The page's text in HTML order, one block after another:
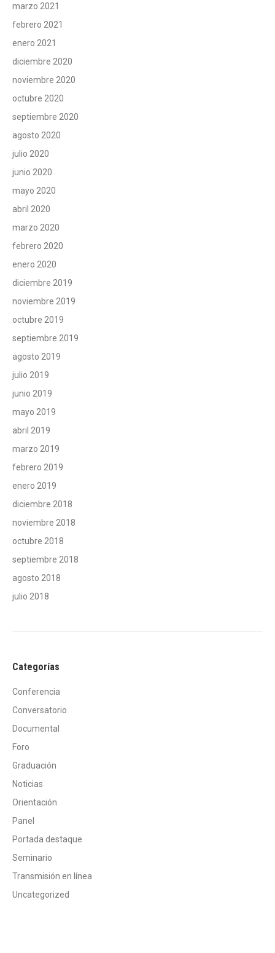
marzo 2021
febrero 2021
enero 2021
diciembre 2020
noviembre 2020
octubre 2020
septiembre 2020
agosto 2020
julio 2020
junio 2020
mayo 2020
abril 2020
marzo 2020
febrero 2020
enero 2020
diciembre 2019
noviembre 2019
octubre 2019
septiembre 2019
agosto 2019
julio 2019
junio 2019
mayo 2019
abril 2019
marzo 2019
febrero 2019
enero 2019
diciembre 2018
noviembre 2018
octubre 2018
septiembre 2018
agosto 2018
julio 2018
Categorías
Conferencia
Conversatorio
Documental
Foro
Graduación
Noticias
Orientación
Panel
Portada destaque
Seminario
Transmisión en línea
Uncategorized